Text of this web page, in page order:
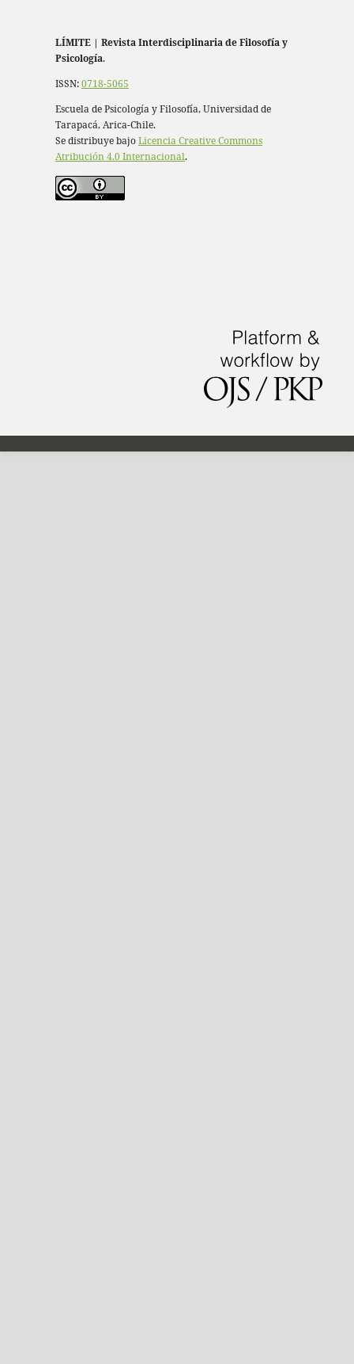
LÍMITE | Revista Interdisciplinaria de Filosofía y
Psicología.
ISSN:0718-5065
Escuela de Psicología y Filosofía, Universidad de
Tarapacá, Arica-Chile.
Se distribuye bajoLicencia Creative Commons
Atribución 4.0 Internacional.